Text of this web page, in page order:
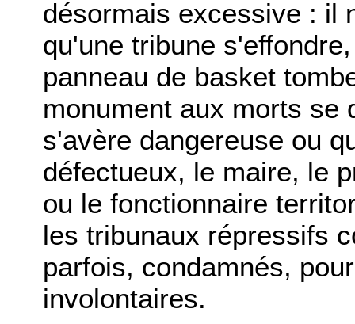
désormais excessive : il
qu'une tribune
panneau de basket
monument aux morts se
s'avère dangereuse ou
défectueux, le maire, le
ou le fonctionnaire
les tribunaux répressifs
parfois, condamnés,
involontaires.